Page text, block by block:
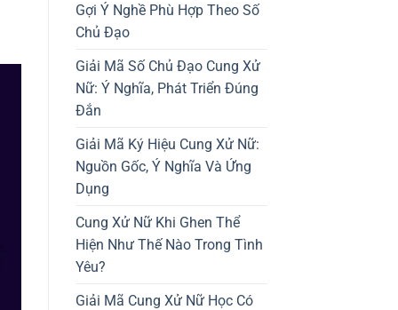
Gợi Ý Nghề Phù Hợp Theo Số
Chủ Đạo
Giải Mã Số Chủ Đạo Cung Xử
Nữ: Ý Nghĩa, Phát Triển Đúng
Đắn
Giải Mã Ký Hiệu Cung Xử Nữ:
Nguồn Gốc, Ý Nghĩa Và Ứng
Dụng
Cung Xử Nữ Khi Ghen Thể
Hiện Như Thế Nào Trong Tình
Yêu?
Giải Mã Cung Xử Nữ Học Có